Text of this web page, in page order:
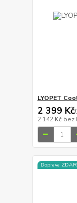
LYOPET
2 399 Kč/
2 142 Kč bez
Doprava